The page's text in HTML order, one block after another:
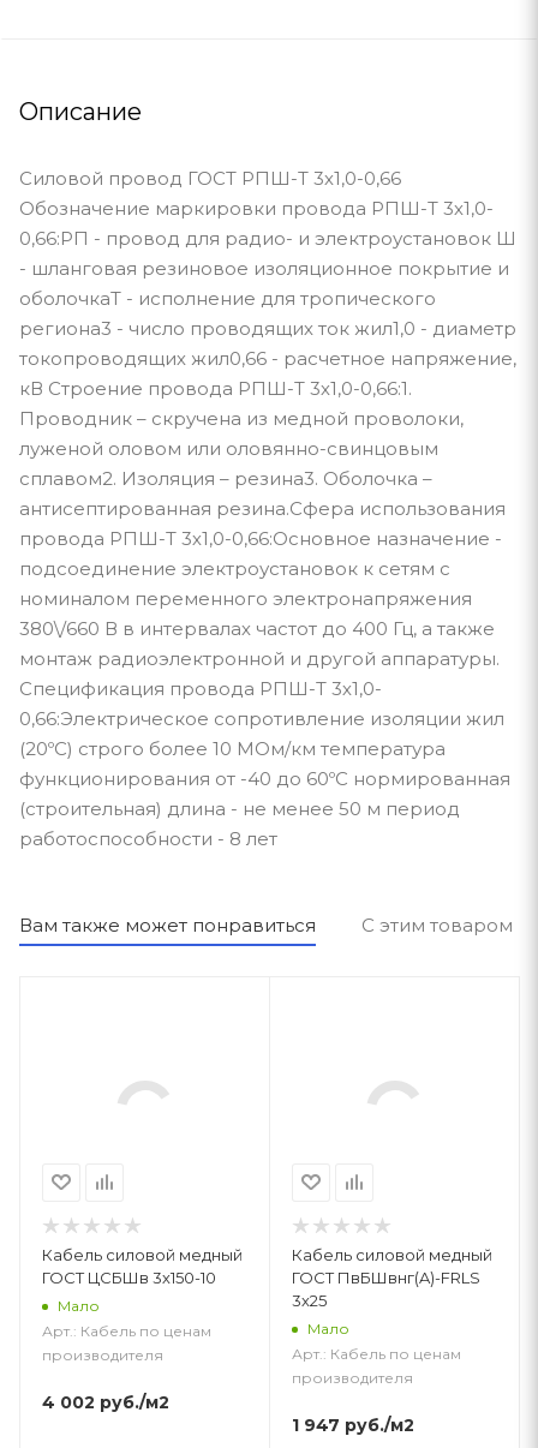
Описание
Силовой провод ГОСТ РПШ-Т 3х1,0-0,66
Обозначение маркировки провода РПШ-Т 3х1,0-
0,66:РП - провод для радио- и электроустановок Ш
- шланговая резиновое изоляционное покрытие и
оболочкаТ - исполнение для тропического
региона3 - число проводящих ток жил1,0 - диаметр
токопроводящих жил0,66 - расчетное напряжение,
кВ Строение провода РПШ-Т 3х1,0-0,66:1.
Проводник – скручена из медной проволоки,
луженой оловом или оловянно-свинцовым
сплавом2. Изоляция – резина3. Оболочка –
антисептированная резина.Сфера использования
провода РПШ-Т 3х1,0-0,66:Основное назначение -
подсоединение электроустановок к сетям с
номиналом переменного электронапряжения
380\/660 В в интервалах частот до 400 Гц, а также
монтаж радиоэлектронной и другой аппаратуры.
Спецификация провода РПШ-Т 3х1,0-
0,66:Электрическое сопротивление изоляции жил
(20ºС) строго более 10 МОм/км температура
функционирования от -40 до 60ºС нормированная
(строительная) длина - не менее 50 м период
работоспособности - 8 лет
Вам также может понравиться С этим товаром
Кабель силовой медный
ГОСТ ЦСБШв 3х150-10
Мало
Арт.: Кабель по ценам
производителя
4 002 руб./м2
Кабель силовой медный
ГОСТ ПвБШвнг(A)-FRLS
3х25
Мало
Арт.: Кабель по ценам
производителя
1 947 руб./м2